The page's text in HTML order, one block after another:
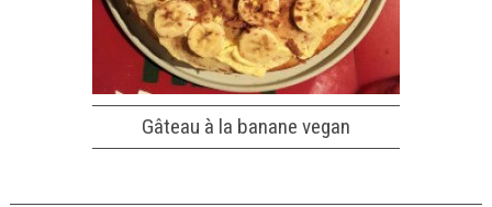
Gâteau à la banane vegan